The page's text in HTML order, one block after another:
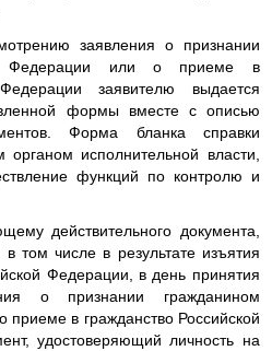
заявления о признании
Федерации или о приеме в
заявителю выдается
формы вместе с описью
Форма бланка справки
исполнительной власти,
функций по контролю и
действительного документа,
том числе в результате изъятия
Федерации, в день принятия
о признании гражданином
приеме в гражданство Российской
удостоверяющий личность на